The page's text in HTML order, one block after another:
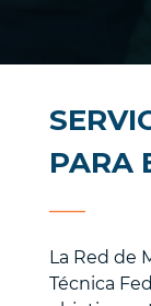
PARA
La Red de
Técnica